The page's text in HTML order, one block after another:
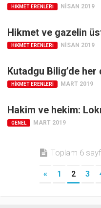
HIKMET ERENLERI NISAN 2019
Hikmet ve gazelin
HIKMET ERENLERI NISAN 2019
Kutadgu Bilig’de
HIKMET ERENLERI MART 2019
Hakim ve hekim:
GENEL MART 2019
Toplam 6
« 1 2 3